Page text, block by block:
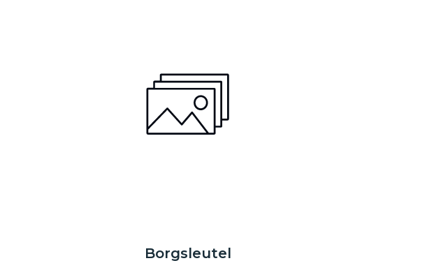
Borgsleutel